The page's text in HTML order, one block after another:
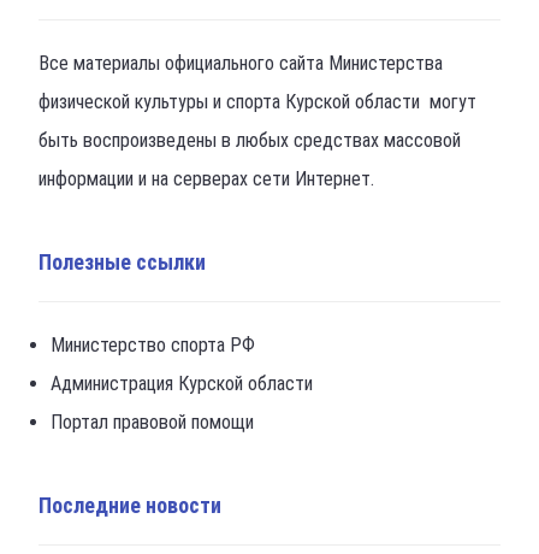
Все материалы официального сайта Министерства
физической культуры и спорта Курской области могут
быть воспроизведены в любых средствах массовой
информации и на серверах сети Интернет.
Полезные ссылки
Министерство спорта РФ
Администрация Курской области
Портал правовой помощи
Последние новости